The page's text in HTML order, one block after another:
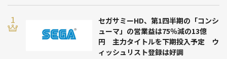
セガサミーHD、第1四半期の「コンシ
ューマ」の営業益は75％減の13億
円 主力タイトルを下期投入予定 ウ
ィッシュリスト登録は好調